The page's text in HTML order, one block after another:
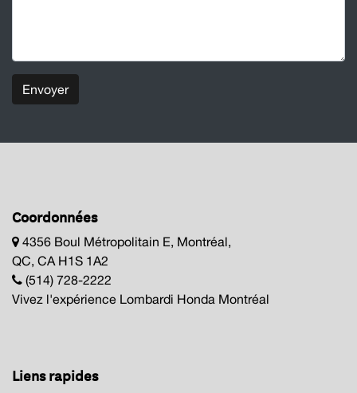
Envoyer
Coordonnées
4356 Boul Métropolitain E, Montréal,
QC, CA H1S 1A2
(514) 728-2222
Vivez l'expérience Lombardi Honda Montréal
Liens rapides